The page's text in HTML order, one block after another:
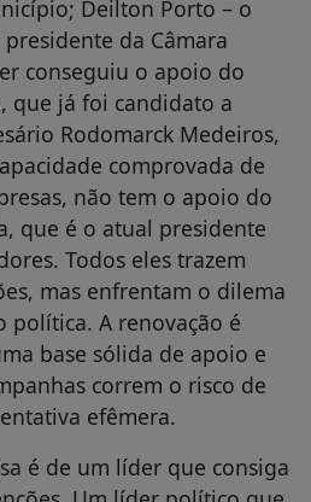
Deilton Porto – o
da Câmara
conseguiu o apoio do
que já foi candidato a
Rodomarck Medeiros,
comprovada de
não tem o apoio do
que é o atual presidente
Todos eles trazem
mas enfrentam o dilema
política. A renovação é
base sólida de apoio e
correm o risco de
efêmera.
é de um líder que consiga